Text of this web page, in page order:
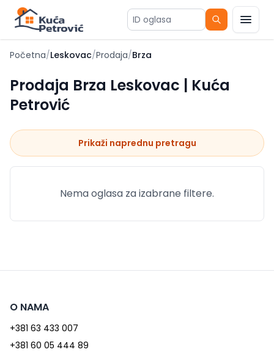
ID oglasa
Početna/Leskovac/Prodaja/Brza
Prodaja Brza Leskovac | Kuća
Petrović
Prikaži naprednu pretragu
Nema oglasa za izabrane filtere.
O NAMA
+381 63 433 007
+381 60 05 444 89